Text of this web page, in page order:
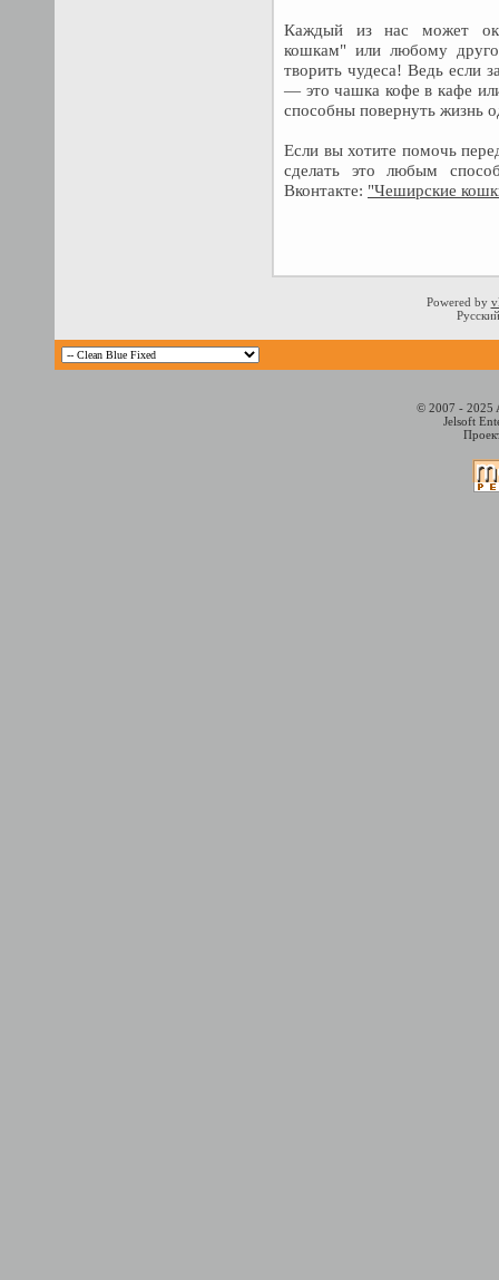
Каждый из нас может
кошкам" или любому
творить чудеса! Ведь если
— это чашка кофе в кафе
способны повернуть жизнь
Если вы хотите помочь
сделать это любым
Вконтакте: "Чеширские
Powered by
© 2007 - 2025
Jelsoft